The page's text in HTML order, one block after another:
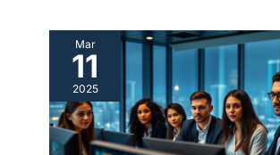
Mar
11
2025